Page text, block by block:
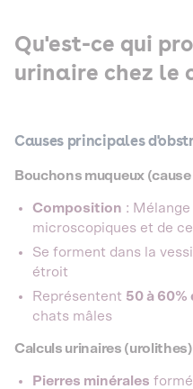
Qu'est-ce qui
urinaire chez le
Causes principales
Bouchons muqueux (cause
Composition :
microscopiques et de
Se forment dans la
étroit
Représentent 50 à
chats mâles
Calculs urinaires (urolithes)
Pierres minérales